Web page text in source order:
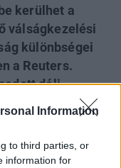
Information
to third parties, or
information for
kerülhet a
válságkezelési
különbségei
a Reuters.
déli
őket, akkor
pártok a
könnyen az